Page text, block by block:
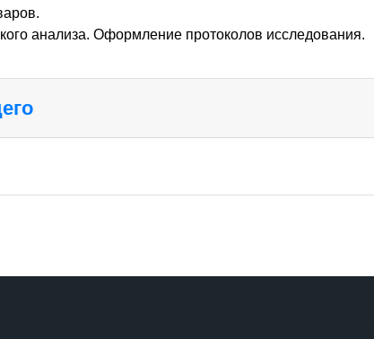
анализа. Оформление протоколов исследования.